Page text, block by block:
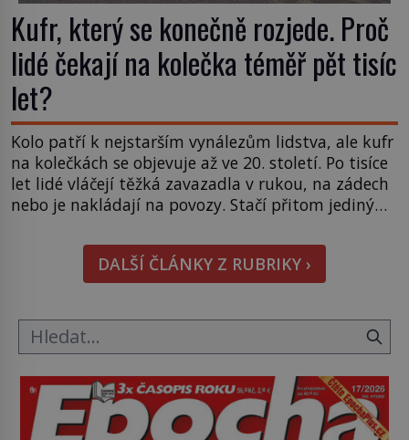
Kufr, který se konečně rozjede. Proč
lidé čekají na kolečka téměř pět tisíc
let?
Kolo patří k nejstarším vynálezům lidstva, ale kufr
na kolečkách se objevuje až ve 20. století. Po tisíce
let lidé vláčejí těžká zavazadla v rukou, na zádech
nebo je nakládají na povozy. Stačí přitom jediný
nikdo dlouho nedostane. Až jednou se na letišti
ozve věta, která změní […]
DALŠÍ ČLÁNKY Z RUBRIKY ›